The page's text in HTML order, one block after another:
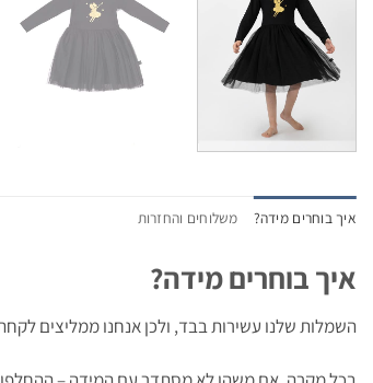
איך בוחרים מידה? משלוחים והחזרות
איך בוחרים מידה?
השמלות שלנו עשירות בבד, ולכן אנחנו ממליצים